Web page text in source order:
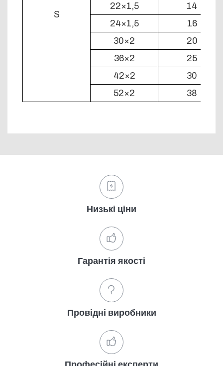
S
22×1,5
14
24×1,5
16
30×2
20
36×2
25
42×2
30
52×2
38
Низькі ціни
Гарантія якості
Провідні виробники